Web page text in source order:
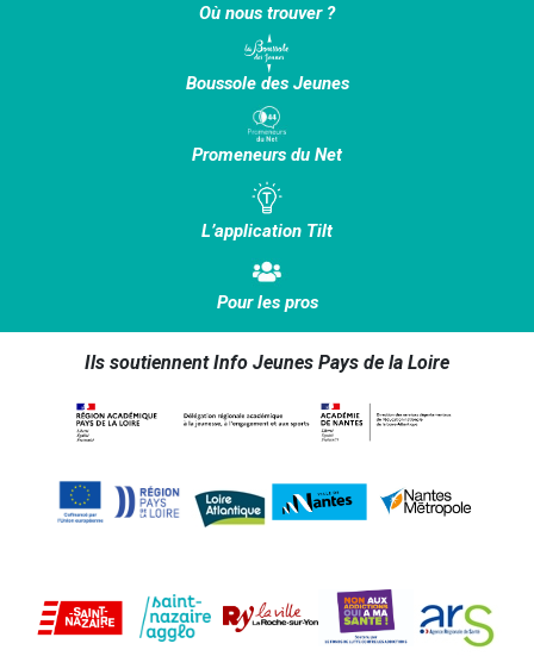
Où nous trouver ?
Boussole des Jeunes
Promeneurs du Net
L’application Tilt
Pour les pros
Ils soutiennent Info Jeunes Pays de la Loire